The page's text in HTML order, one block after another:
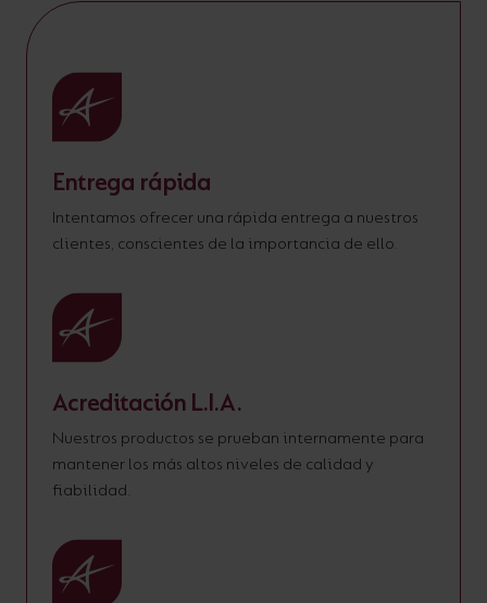
Entrega rápida
Intentamos ofrecer una rápida entrega a nuestros
clientes, conscientes de la importancia de ello.
Acreditación L.I.A.
Nuestros productos se prueban internamente para
mantener los más altos niveles de calidad y
fiabilidad.